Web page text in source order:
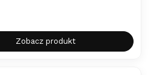
Zobacz produkt